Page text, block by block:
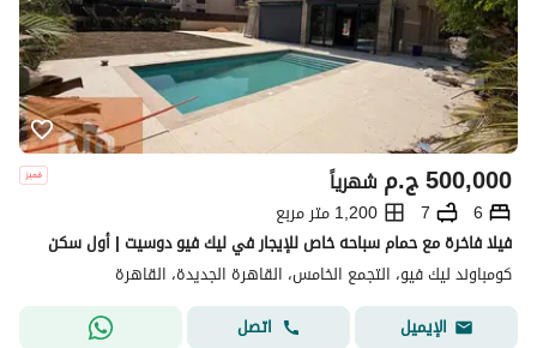
ج.م500,000 شهرياً
6
7
1,200 متر مربع
فيلا فاخرة مع حمام سباحه خاص للإيجار في ليك فيو دوسيت | أول سكن
كومباوند ليك فيو، التجمع الخامس، القاهرة الجديدة، القاهرة
الإيميل
اتصل